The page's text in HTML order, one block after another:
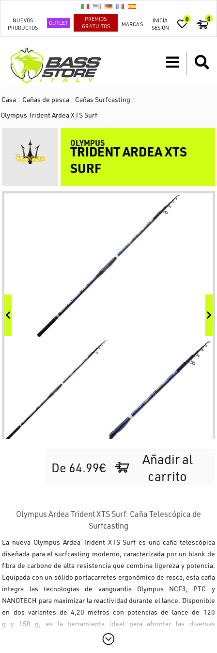
NUEVOS
PRODUCTOS
OUTLET
PREMIOS
GRATUITOS
MARCAS
INICIA
SESIÓN
0 0
Casa / Cañas de pesca / Cañas Surfcasting /
Olympus Trident Ardea XTS Surf
OLYMPUS
TRIDENT ARDEA XTS
SURF
De 64.99€
Añadir al
carrito
Olympus Ardea Trident XTS Surf: Caña Telescópica de
Surfcasting
La nueva Olympus Ardea Trident XTS Surf es una caña telescópica
diseñada para el surfcasting moderno, caracterizada por un blank de
fibra de carbono de alta resistencia que combina ligereza y potencia.
Equipada con un sólido portacarretes ergonómico de rosca, esta caña
integra las tecnologías de vanguardia Olympus NCF3, PTC y
NANOTECH para maximizar la reactividad durante el lance. Disponible
en dos variantes de 4,20 metros con potencias de lance de 120
g y 150 g, es la herramienta ideal para afrontar las diversas
situaciones de pesca en el Mediterráneo. El montaje incluye anillas
, perfectas para el uso de monofilamentos o